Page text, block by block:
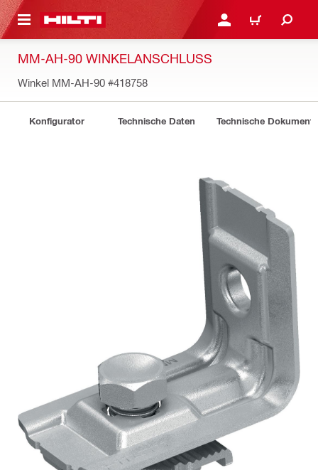
ANMELDEN ODER
WARENKORB
MM-AH-90 WINKELANSCHLUSS
Winkel MM-AH-90 #418758
Konfigurator Technische Daten Technische Dokumente